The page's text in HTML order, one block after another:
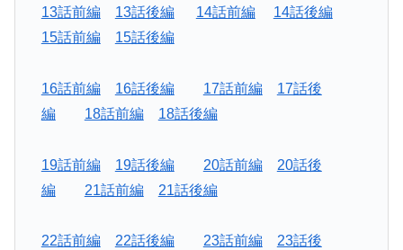
13話前編 13話後編 14話前編
14話後編
15話前編
15話後編
16話前編 16話後編 17話前編
17話後
編
18話前編 18話後編
19話前編 19話後編 20話前編
20話後
編
21話前編 21話後編
22話前編 22話後編 23話前編
23話後